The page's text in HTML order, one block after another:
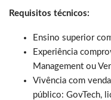
Requisitos técnicos:
Ensino superior
Experiência
Management ou
Vivência com
público: GovTech,